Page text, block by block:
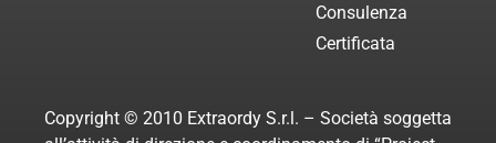
Consulenza
Certificata
Copyright © 2010 Extraordy S.r.l. – Società soggetta